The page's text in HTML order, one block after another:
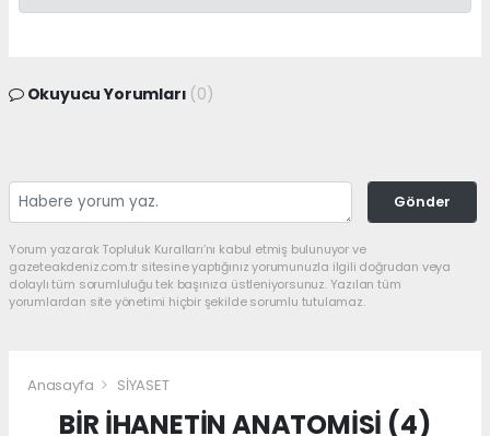
Okuyucu Yorumları (0)
Gönder
Yorum yazarak Topluluk Kuralları’nı kabul etmiş bulunuyor ve
gazeteakdeniz.com.tr sitesine yaptığınız yorumunuzla ilgili doğrudan veya
dolaylı tüm sorumluluğu tek başınıza üstleniyorsunuz. Yazılan tüm
yorumlardan site yönetimi hiçbir şekilde sorumlu tutulamaz.
Anasayfa SİYASET
BİR İHANETİN ANATOMİSİ (4)